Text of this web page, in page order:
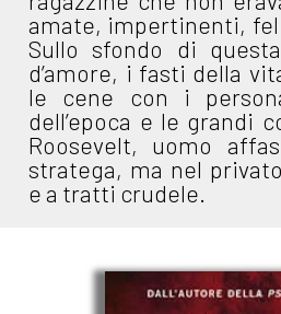
amate, impertinenti,
Sullo sfondo di
d’amore, i fasti della
le cene con i
dell’epoca e le grandi
Roosevelt, uomo
stratega, ma nel
e a tratti crudele.